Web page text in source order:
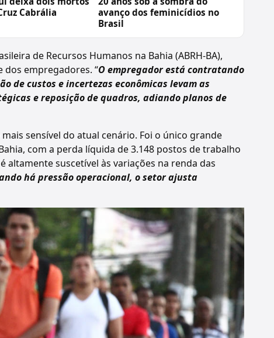
Cabrália
avanço dos feminicídios no
Brasil
de Recursos Humanos na Bahia (ABRH-BA),
empregadores. “O empregador está contratando
de custos e incertezas econômicas levam as
e reposição de quadros, adiando planos de
sensível do atual cenário. Foi o único grande
com a perda líquida de 3.148 postos de trabalho
suscetível às variações na renda das
há pressão operacional, o setor ajusta